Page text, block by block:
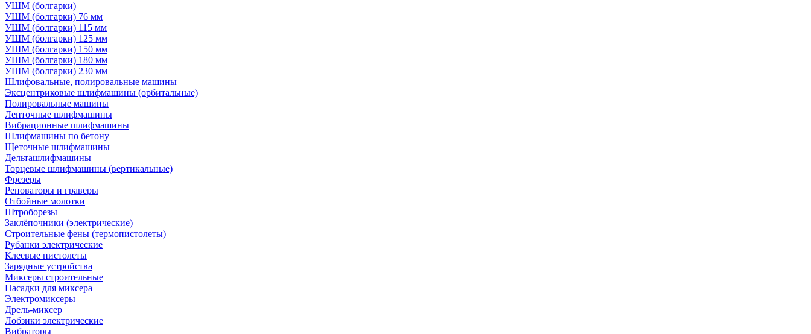
УШМ (болгарки)
УШМ (болгарки) 76 мм
УШМ (болгарки) 115 мм
УШМ (болгарки) 125 мм
УШМ (болгарки) 150 мм
УШМ (болгарки) 180 мм
УШМ (болгарки) 230 мм
Шлифовальные, полировальные машины
Эксцентриковые шлифмашины (орбитальные)
Полировальные машины
Ленточные шлифмашины
Вибрационные шлифмашины
Шлифмашины по бетону
Щеточные шлифмашины
Дельташлифмашины
Торцевые шлифмашины (вертикальные)
Фрезеры
Реноваторы и граверы
Отбойные молотки
Штроборезы
Заклёпочники (электрические)
Строительные фены (термопистолеты)
Рубанки электрические
Клеевые пистолеты
Зарядные устройства
Миксеры строительные
Насадки для миксера
Электромиксеры
Дрель-миксер
Лобзики электрические
Вибраторы